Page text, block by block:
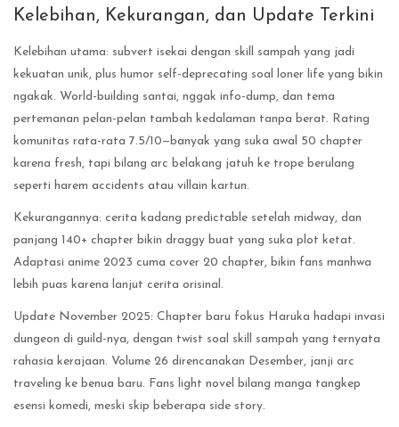
Kelebihan, Kekurangan, dan Update Terkini
Kelebihan utama: subvert isekai dengan skill sampah yang jadi
kekuatan unik, plus humor self-deprecating soal loner life yang bikin
ngakak. World-building santai, nggak info-dump, dan tema
pertemanan pelan-pelan tambah kedalaman tanpa berat. Rating
komunitas rata-rata 7.5/10—banyak yang suka awal 50 chapter
karena fresh, tapi bilang arc belakang jatuh ke trope berulang
seperti harem accidents atau villain kartun.
Kekurangannya: cerita kadang predictable setelah midway, dan
panjang 140+ chapter bikin draggy buat yang suka plot ketat.
Adaptasi anime 2023 cuma cover 20 chapter, bikin fans manhwa
lebih puas karena lanjut cerita orisinal.
Update November 2025: Chapter baru fokus Haruka hadapi invasi
dungeon di guild-nya, dengan twist soal skill sampah yang ternyata
rahasia kerajaan. Volume 26 direncanakan Desember, janji arc
traveling ke benua baru. Fans light novel bilang manga tangkep
esensi komedi, meski skip beberapa side story.